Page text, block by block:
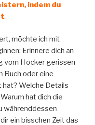
indem du
.
möchte ich mit
Erinnere dich an
vom Hocker gerissen
Buch oder eine
hat? Welche Details
hat dich die
währenddessen
ein bisschen Zeit das